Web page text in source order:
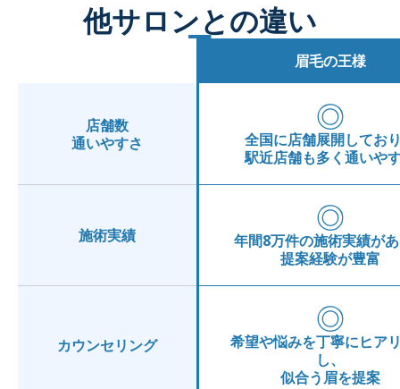
他サロンとの違い
眉毛の王様
店舗数
通いやすさ
◎
全国に店舗展開してお
駅近店舗も多く通いや
施術実績 ◎
年間8万件の施術実績が
提案経験が豊富
カウンセリング
◎
希望や悩みを丁寧にヒア
し、
似合う眉を提案